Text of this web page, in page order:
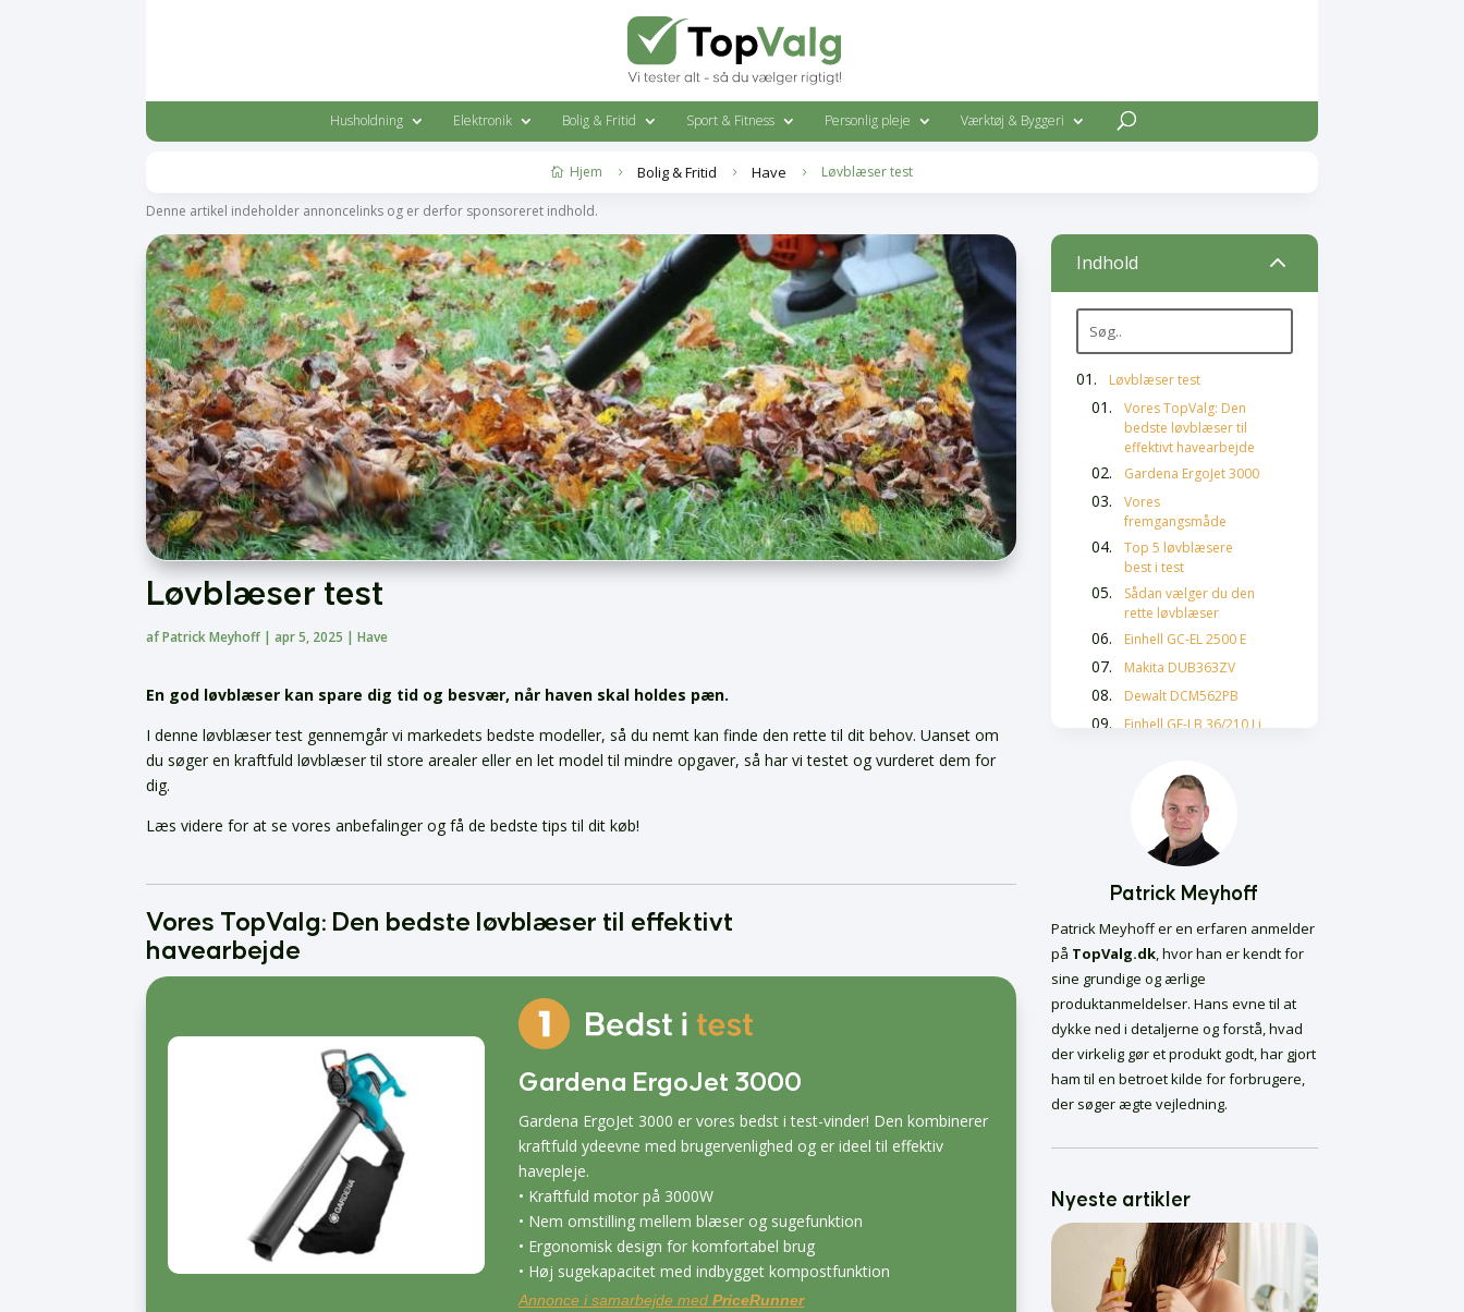
Husholdning Elektronik Bolig & Fritid Sport & Fitness Personlig pleje Værktøj & Byggeri
 Hjem 5 Bolig & Fritid 5 Have 5 Løvblæser test
Denne artikel indeholder annoncelinks og er derfor sponsoreret indhold.
Løvblæser test
afPatrick Meyhoff |apr 5, 2025 |Have
En god løvblæser kan spare dig tid og besvær, når haven skal holdes pæn.
I denne løvblæser test gennemgår vi markedets bedste modeller, så du nemt kan finde den rette til dit behov. Uanset om
du søger en kraftfuld løvblæser til store arealer eller en let model til mindre opgaver, så har vi testet og vurderet dem for
dig.
Læs videre for at se vores anbefalinger og få de bedste tips til dit køb!
Vores TopValg: Den bedste løvblæser til effektivt
havearbejde
Gardena ErgoJet 3000
Gardena ErgoJet 3000 er vores bedst i test-vinder! Den kombinerer
kraftfuld ydeevne med brugervenlighed og er ideel til effektiv
havepleje.
• Kraftfuld motor på 3000W
• Nem omstilling mellem blæser og sugefunktion
• Ergonomisk design for komfortabel brug
• Høj sugekapacitet med indbygget kompostfunktion
Annonce i samarbejde medPriceRunner
Indhold 2
Løvblæser test
Vores TopValg: Den
bedste løvblæser til
effektivt havearbejde
Gardena ErgoJet 3000
Vores
fremgangsmåde
Top 5 løvblæsere
best i test
Sådan vælger du den
rette løvblæser
Einhell GC-EL 2500 E
Makita DUB363ZV
Dewalt DCM562PB
Einhell GE-LB 36/210 Li
den rette løvblæser?
Sikkerhedsforanstaltninger
ved brug af løvblæser
Vedligeholdelse og
levetid for din
løvblæser
alternativer til
traditionelle
løvblæsere
Ofte stillede
spørgsmål om
løvblæsere
Hårolie bedst i test
Skælshampoo Bedst i
Test
Føntørrer bedst i test
Patrick Meyhoff
Patrick Meyhoff er en erfaren anmelder
på TopValg.dk, hvor han er kendt for
sine grundige og ærlige
produktanmeldelser. Hans evne til at
dykke ned i detaljerne og forstå, hvad
der virkelig gør et produkt godt, har gjort
ham til en betroet kilde for forbrugere,
der søger ægte vejledning.
Nyeste artikler